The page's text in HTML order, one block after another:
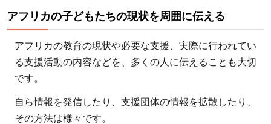
アフリカの子どもたちの現状を周囲に伝える
アフリカの教育の現状や必要な支援、実際に行われてい
る支援活動の内容などを、多くの人に伝えることも大切
です。
自ら情報を発信したり、支援団体の情報を拡散したり、
その方法は様々です。